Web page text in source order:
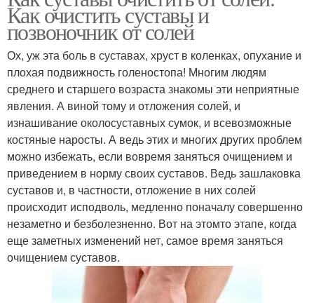
Как очистить суставы и
позвоночник от солей
Ох, уж эта боль в суставах, хруст в коленках, опухание и
плохая подвижность голеностопа! Многим людям
среднего и старшего возраста знакомы эти неприятные
явления. А виной тому и отложения солей, и
изнашивание околосуставных сумок, и всевозможные
костяные наросты. А ведь этих и многих других проблем
можно избежать, если вовремя заняться очищением и
приведением в норму своих суставов. Ведь зашлаковка
суставов и, в частности, отложение в них солей
происходит исподволь, медленно поначалу совершенно
незаметно и безболезненно. Вот на этомто этапе, когда
еще заметных изменений нет, самое время заняться
очищением суставов.